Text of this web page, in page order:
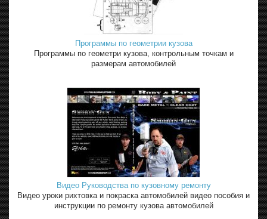
Программы по геометрии кузова
Программы по геометри кузова, контрольным точкам и
размерам автомобилей
Видео Руководства по кузовному ремонту
Видео уроки рихтовка и покраска автомобилей видео пособия и
инструкции по ремонту кузова автомобилей